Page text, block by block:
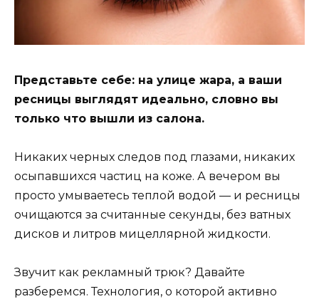
Представьте себе: на улице жара, а ваши
ресницы выглядят идеально, словно вы
только что вышли из салона.
Никаких черных следов под глазами, никаких
осыпавшихся частиц на коже. А вечером вы
просто умываетесь теплой водой — и ресницы
очищаются за считанные секунды, без ватных
дисков и литров мицеллярной жидкости.
Звучит как рекламный трюк? Давайте
разберемся. Технология, о которой активно